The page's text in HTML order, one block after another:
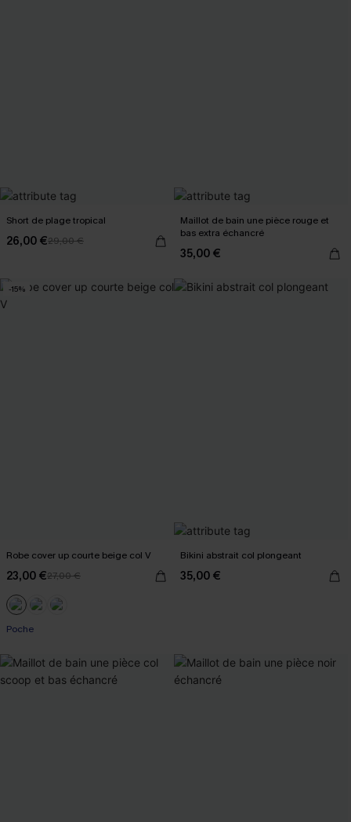
Short de plage tropical
26,00 €29,00 €
Maillot de bain une pièce rouge et
bas extra échancré
35,00 €
-15%
Robe cover up courte beige col V
23,00 €27,00 €
Poche
Bikini abstrait col plongeant
35,00 €